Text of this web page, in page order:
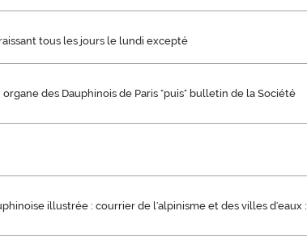
tous les jours le lundi excepté
des Dauphinois de Paris "puis" bulletin de la Société
illustrée : courrier de l'alpinisme et des villes d'eaux :